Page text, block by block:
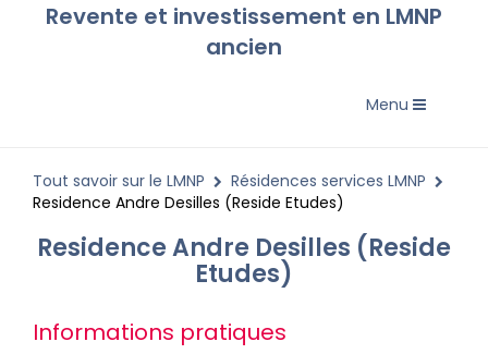
Revente et investissement en LMNP
ancien
Toggle
Menu
Tout savoir sur le LMNP
Résidences services LMNP
Residence Andre Desilles (Reside Etudes)
Residence Andre Desilles (Reside
Etudes)
Informations pratiques